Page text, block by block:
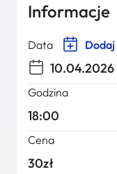
Informacje
Data
10.04.2026
Godzina
18:00
Cena
30zł